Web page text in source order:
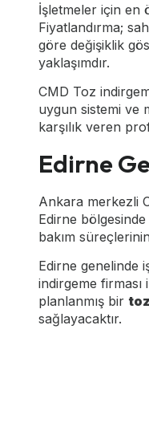
İşletmeler için en
Fiyatlandırma;
göre değişiklik
yaklaşımdır.
CMD Toz
uygun sistemi ve
karşılık veren
Edirne
Ankara merkezli
Edirne
bakım
Edirne genelinde
indirgeme
planlanmış bir
sağlayacaktır.